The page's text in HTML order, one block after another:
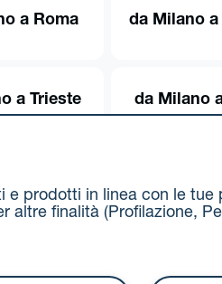
a Roma da Milano a
a Trieste da Milano
prodotti in linea con le
finalità (Profilazione,